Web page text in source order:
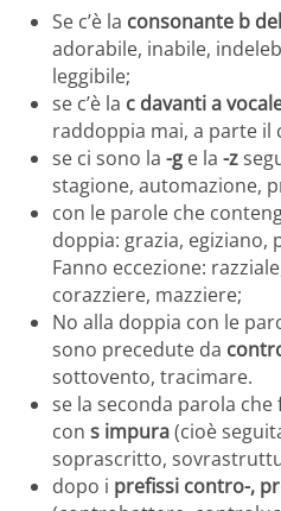
Se c’è la consonante b
adorabile, inabile,
leggibile;
se c’è la c davanti a
raddoppia mai, a parte il
se ci sono la -g e la -z
stagione, automazione,
con le parole che
doppia: grazia, egiziano,
Fanno eccezione:
corazziere, mazziere;
No alla doppia con le
sono precedute da
sottovento, tracimare.
se la seconda parola
con s impura(cioè
soprascritto,
dopo i prefissi contro-,